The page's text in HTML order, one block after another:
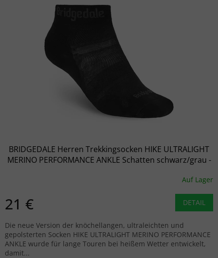
BRIDGEDALE Herren Trekkingsocken HIKE ULTRALIGHT
MERINO PERFORMANCE ANKLE Schatten schwarz/grau -
Auf Lager
21 € DETAIL
Die neue Version der knöchellangen, ultraleichten und
gepolsterten Socken HIKE ULTRALIGHT MERINO PERFORMANCE
ANKLE wurde für lange Touren bei heißem Wetter entwickelt,
damit...